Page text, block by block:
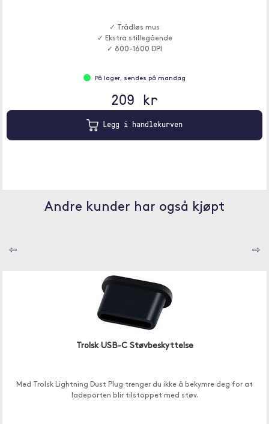
✓ Trådløs mus
✓ Ekstra stillegående
✓ 800-1600 DPI
På lager, sendes på mandag
209 kr
Legg i handlekurven
Andre kunder har også kjøpt
⇦ ⇨
Trolsk USB-C Støvbeskyttelse
Med Trolsk Lightning Dust Plug trenger du ikke å bekymre deg for at
ladeporten blir tilstoppet med støv.